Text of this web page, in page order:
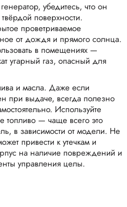
убедитесь, что он
поверхности.
проветриваемое
от дождя и прямого солнца.
в помещениях —
угарный газ, опасный для
и масла. Даже если
при выдаче, всегда полезно
Используйте
топливо — чаще всего это
в зависимости от модели. Не
привести к утечкам и
на наличие повреждений и
управления целы.